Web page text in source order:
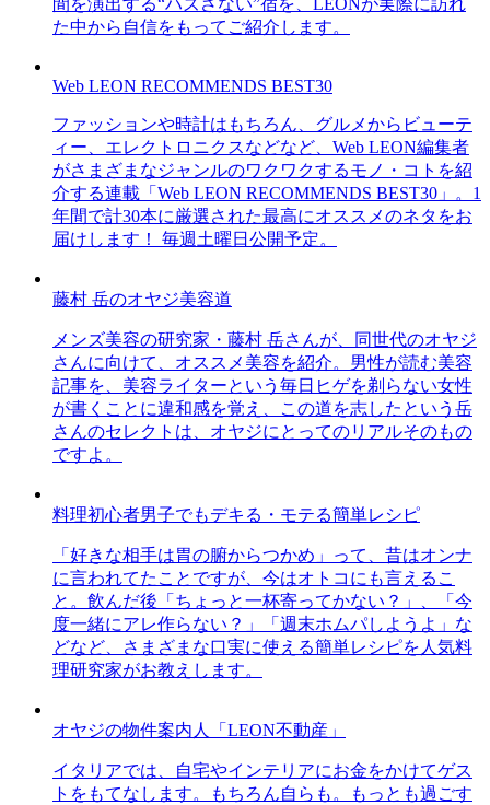
た中から自信をもってご紹介します。
Web LEON RECOMMENDS BEST30
ファッションや時計はもちろん、グルメからビューテ
ィー、エレクトロニクスなどなど、Web LEON編集者
がさまざまなジャンルのワクワクするモノ・コトを紹
介する連載「Web LEON RECOMMENDS BEST30」。1
年間で計30本に厳選された最高にオススメのネタをお
届けします！ 毎週土曜日公開予定。
藤村 岳のオヤジ美容道
メンズ美容の研究家・藤村 岳さんが、同世代のオヤジ
さんに向けて、オススメ美容を紹介。男性が読む美容
記事を、美容ライターという毎日ヒゲを剃らない女性
が書くことに違和感を覚え、この道を志したという岳
さんのセレクトは、オヤジにとってのリアルそのもの
ですよ。
料理初心者男子でもデキる・モテる簡単レシピ
「好きな相手は胃の腑からつかめ」って、昔はオンナ
に言われてたことですが、今はオトコにも言えるこ
と。飲んだ後「ちょっと一杯寄ってかない？」、「今
度一緒にアレ作らない？」「週末ホムパしようよ」な
どなど、さまざまな口実に使える簡単レシピを人気料
理研究家がお教えします。
オヤジの物件案内人「LEON不動産」
イタリアでは、自宅やインテリアにお金をかけてゲス
トをもてなします。もちろん自らも。もっとも過ごす